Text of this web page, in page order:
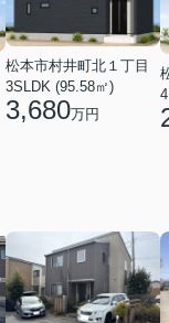
松本市村井町北１丁目
3SLDK (95.58㎡)
3,680万円